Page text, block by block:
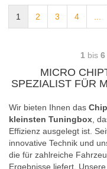
1 2 3 4 ...
1 bis 6
MICRO
SPEZIALIST FÜR
Wir bieten Ihnen das
kleinsten Tuningbox,
Effizienz ausgelegt ist.
innovative Technik und
die für zahlreiche
Ergebnisse liefert.